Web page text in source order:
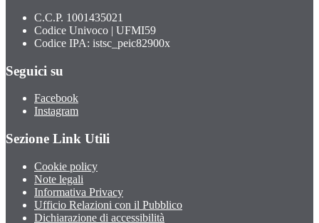
C.C.P. 1001435021
Codice Univoco | UFMI59
Codice IPA: istsc_peic82900x
Seguici su
Facebook
Instagram
Sezione Link Utili
Cookie policy
Note legali
Informativa Privacy
Ufficio Relazioni con il Pubblico
Dichiarazione di accessibilità